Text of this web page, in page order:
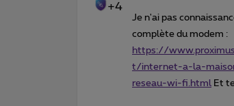
+4
Je n'ai pas
complète du modem :
https://
t/internet-a-la-
reseau-wi-fi.html Et